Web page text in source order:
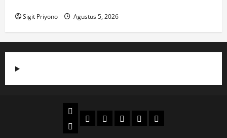
Sigit Priyono Agustus 5, 2026
Beranda
News
PolitikOtomotifEkonomiSosialtentang